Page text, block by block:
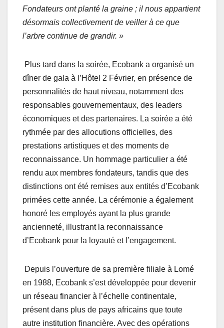
Fondateurs ont planté la graine ; il nous appartient
désormais collectivement de veiller à ce que
l’arbre continue de grandir. »
Plus tard dans la soirée, Ecobank a organisé un
dîner de gala à l’Hôtel 2 Février, en présence de
personnalités de haut niveau, notamment des
responsables gouvernementaux, des leaders
économiques et des partenaires. La soirée a été
rythmée par des allocutions officielles, des
prestations artistiques et des moments de
reconnaissance. Un hommage particulier a été
rendu aux membres fondateurs, tandis que des
distinctions ont été remises aux entités d’Ecobank
primées cette année. La cérémonie a également
honoré les employés ayant la plus grande
ancienneté, illustrant la reconnaissance
d’Ecobank pour la loyauté et l’engagement.
Depuis l’ouverture de sa première filiale à Lomé
en 1988, Ecobank s’est développée pour devenir
un réseau financier à l’échelle continentale,
présent dans plus de pays africains que toute
autre institution financière. Avec des opérations